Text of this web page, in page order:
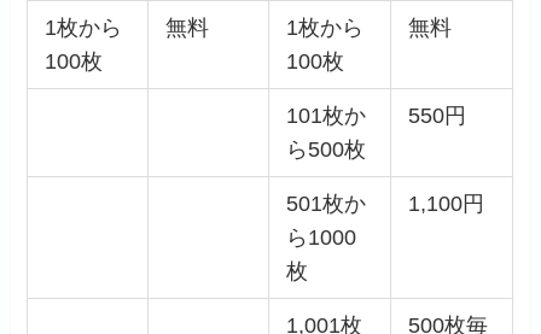
1枚から
100枚
無料
1枚から
100枚
無料
101枚か
ら500枚
550円
501枚か
ら1000
枚
1,100円
1,001枚
500枚毎